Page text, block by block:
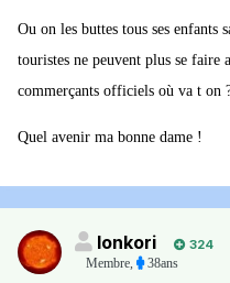
Ou on les buttes tous ses
touristes ne peuvent plus se faire
commerçants officiels où va t on
Quel avenir ma bonne dame !
lonkori
324
Membre, 38ans